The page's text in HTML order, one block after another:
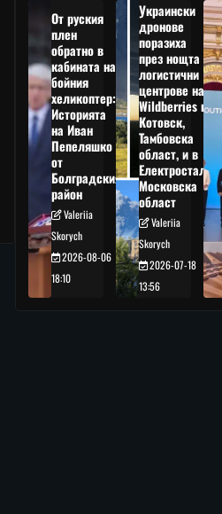
От руския
плен
обратно в
кабината на
бойния
хеликоптер:
Историята
на Иван
Пепеляшко
от
Болградския
район
Valeriia
Skorych
2026-08-06
18:10
Украински
дронове
поразиха
през нощта
логистични
центрове на
Wildberries в
Котовск,
Тамбовска
област, и в
Електростал,
Московска
област
Valeriia
Skorych
2026-07-18
13:56